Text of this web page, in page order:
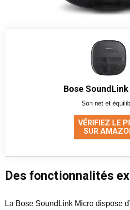
Bose
Son net et
VÉRIFIEZ LE
SUR
Des fonctionnalités
La Bose SoundLink Micro dispose